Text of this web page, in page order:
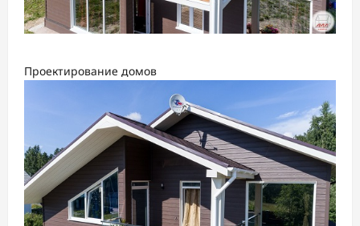
Проектирование домов